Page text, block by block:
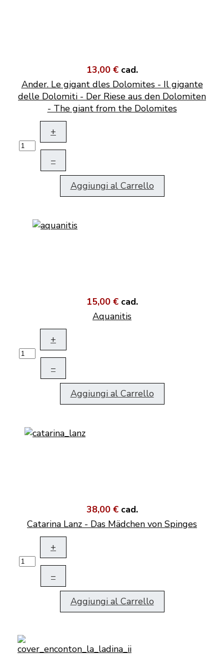
13,00 € cad.
Ander. Le gigant dles Dolomites - Il gigante
delle Dolomiti - Der Riese aus den Dolomiten
- The giant from the Dolomites
+
–
Aggiungi al Carrello
15,00 € cad.
Aquanitis
+
–
Aggiungi al Carrello
38,00 € cad.
Catarina Lanz - Das Mädchen von Spinges
+
–
Aggiungi al Carrello